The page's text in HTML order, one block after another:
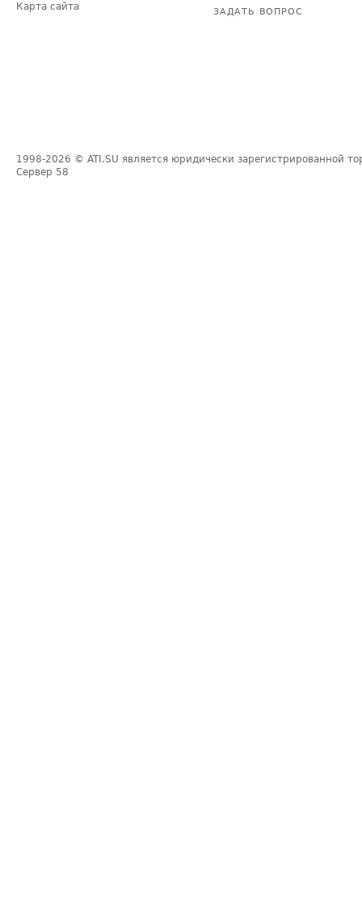
Карта сайта
ЗАДАТЬ ВОПРОС
1998-2026 © ATI.SU является юридически зарегистрированной
Сервер 58